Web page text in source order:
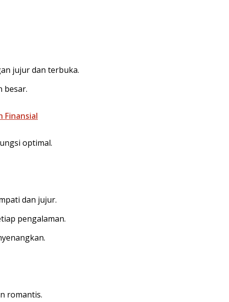
jujur dan terbuka.
besar.
Finansial
optimal.
dan jujur.
pengalaman.
romantis.